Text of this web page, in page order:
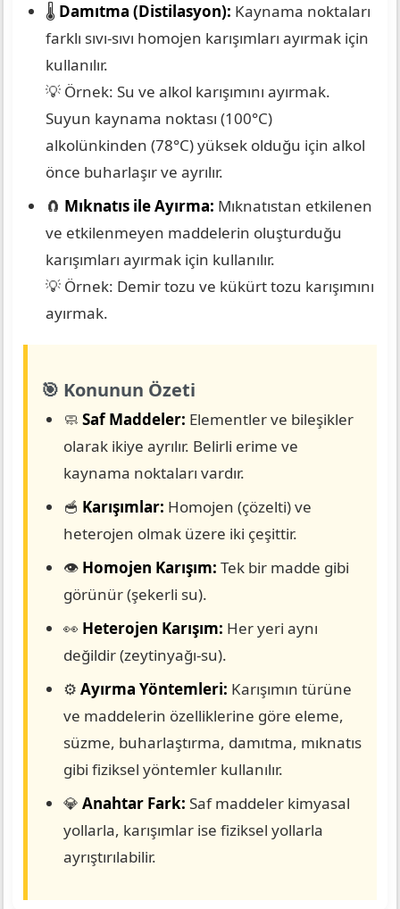
🌡️ Damıtma (Distilasyon): Kaynama noktaları
farklı sıvı-sıvı homojen karışımları ayırmak için
kullanılır.
💡 Örnek: Su ve alkol karışımını ayırmak.
Suyun kaynama noktası (100°C)
alkolünkinden (78°C) yüksek olduğu için alkol
önce buharlaşır ve ayrılır.
🧲 Mıknatıs ile Ayırma: Mıknatıstan etkilenen
ve etkilenmeyen maddelerin oluşturduğu
karışımları ayırmak için kullanılır.
💡 Örnek: Demir tozu ve kükürt tozu karışımını
ayırmak.
🎯 Konunun Özeti
🧼 Saf Maddeler: Elementler ve bileşikler
olarak ikiye ayrılır. Belirli erime ve
kaynama noktaları vardır.
🥣 Karışımlar: Homojen (çözelti) ve
heterojen olmak üzere iki çeşittir.
👁️ Homojen Karışım: Tek bir madde gibi
görünür (şekerli su).
👀 Heterojen Karışım: Her yeri aynı
değildir (zeytinyağı-su).
⚙️ Ayırma Yöntemleri: Karışımın türüne
ve maddelerin özelliklerine göre eleme,
süzme, buharlaştırma, damıtma, mıknatıs
gibi fiziksel yöntemler kullanılır.
💎 Anahtar Fark: Saf maddeler kimyasal
yollarla, karışımlar ise fiziksel yollarla
ayrıştırılabilir.